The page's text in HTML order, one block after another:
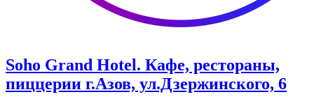
Soho Grand Hotel. Кафе, рестораны,
пиццерии г.Азов, ул.Дзержинского, 6